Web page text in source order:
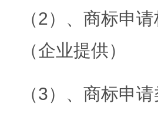
（2）、商标申
（企业提供）
（3）、商标申